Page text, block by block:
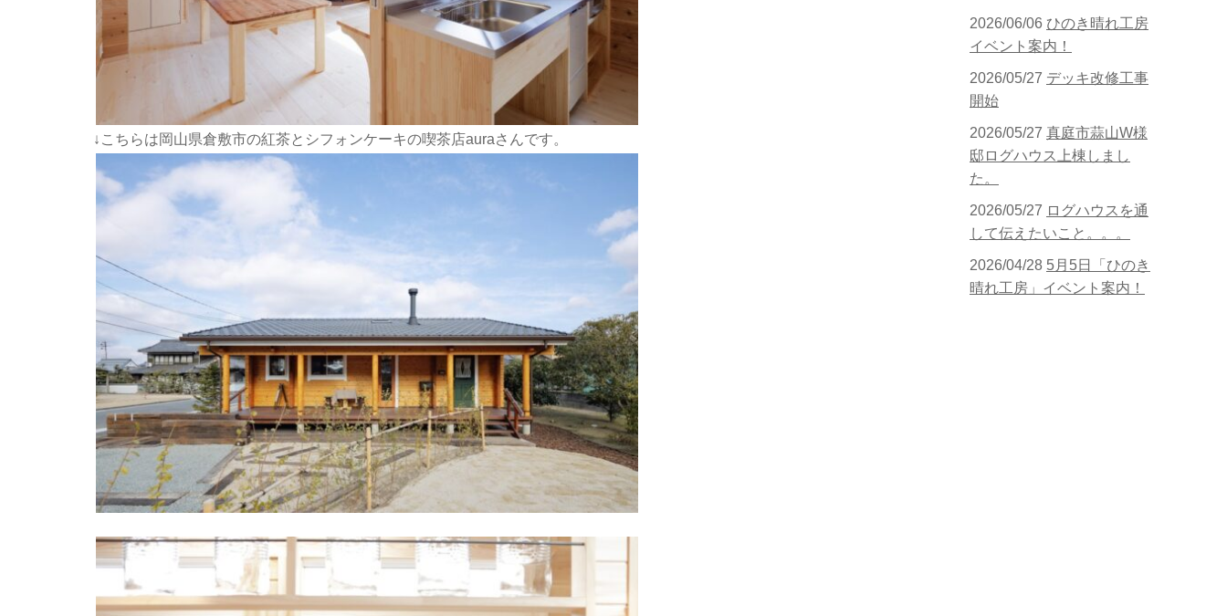
↓こちらは岡山県倉敷市の紅茶とシフォンケーキの喫茶店auraさんです。
2026/06/06 ひのき晴れ工房
イベント案内！
2026/05/27 デッキ改修工事
開始
2026/05/27 真庭市蒜山W様
邸ログハウス上棟しまし
た。
2026/05/27 ログハウスを通
して伝えたいこと。。。
2026/04/28 5月5日「ひのき
晴れ工房」イベント案内！